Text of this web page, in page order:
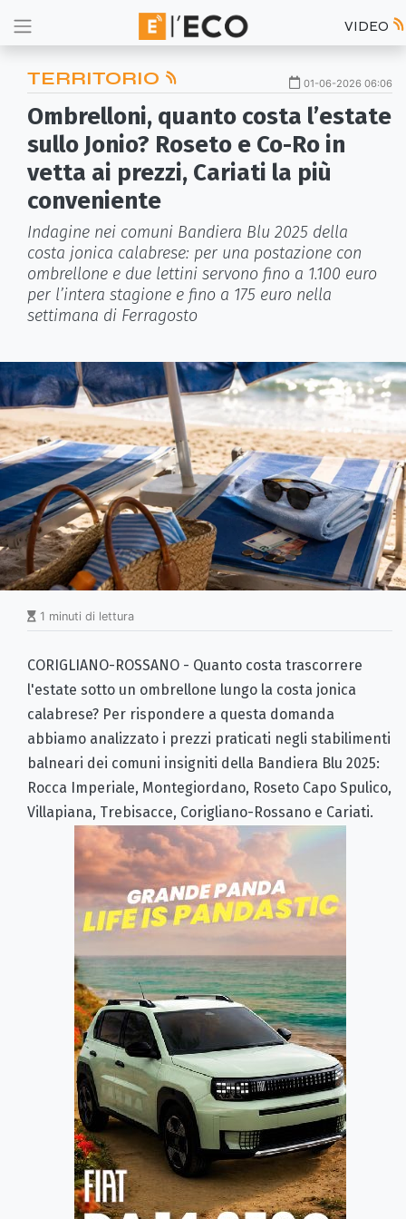
VIDEO
TERRITORIO 01-06-2026 06:06
Ombrelloni, quanto costa l’estate
sullo Jonio? Roseto e Co-Ro in
vetta ai prezzi, Cariati la più
conveniente
Indagine nei comuni Bandiera Blu 2025 della
costa jonica calabrese: per una postazione con
ombrellone e due lettini servono fino a 1.100 euro
per l’intera stagione e fino a 175 euro nella
settimana di Ferragosto
1 minuti di lettura
CORIGLIANO-ROSSANO - Quanto costa trascorrere
l'estate sotto un ombrellone lungo la costa jonica
calabrese? Per rispondere a questa domanda
abbiamo analizzato i prezzi praticati negli stabilimenti
balneari dei comuni insigniti della Bandiera Blu 2025:
Rocca Imperiale, Montegiordano, Roseto Capo Spulico,
Villapiana, Trebisacce, Corigliano-Rossano e Cariati.